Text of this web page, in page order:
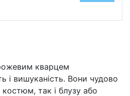
кварцем
і вишуканість. Вони чудово
так і блузу або